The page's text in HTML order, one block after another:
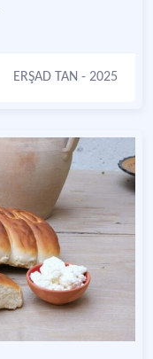
ERŞAD TAN - 2025